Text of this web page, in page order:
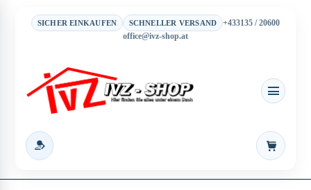
SICHER EINKAUFEN SCHNELLER VERSAND
+433135 / 20600
office@ivz-shop.at